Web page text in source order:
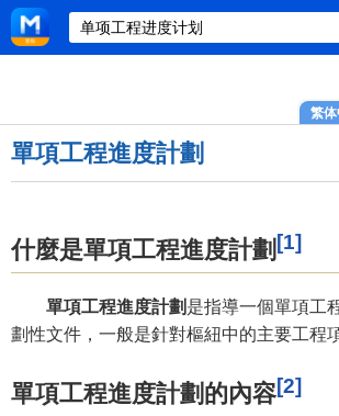
繁
單項工程進度計劃
什麼是單項工程進度計劃 [1]
單項工程進度計劃 是指導一個單項工
劃性文件，一般是針對樞紐中的主要工程
單項工程進度計劃的內容[2]